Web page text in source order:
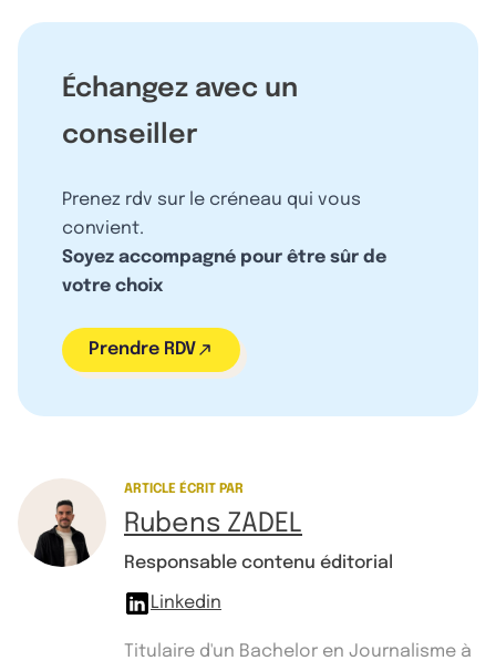
Échangez avec un
conseiller
Prenez rdv sur le créneau qui vous
convient.
Soyez accompagné pour être sûr de
votre choix
Prendre RDV
ARTICLE ÉCRIT PAR
Rubens ZADEL
Responsable contenu éditorial
Linkedin
Titulaire d'un Bachelor en Journalisme à